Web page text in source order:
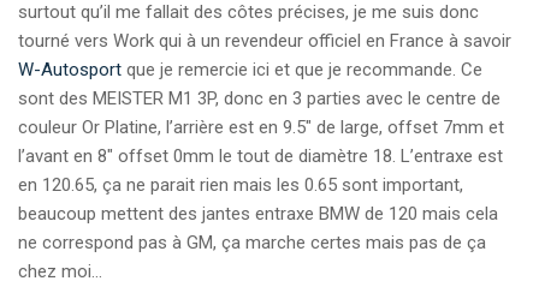
surtout qu’il me fallait des côtes précises, je me suis donc
tourné vers Work qui à un revendeur officiel en France à savoir
W-Autosport que je remercie ici et que je recommande. Ce
sont des MEISTER M1 3P, donc en 3 parties avec le centre de
couleur Or Platine, l’arrière est en 9.5″ de large, offset 7mm et
l’avant en 8″ offset 0mm le tout de diamètre 18. L’entraxe est
en 120.65, ça ne parait rien mais les 0.65 sont important,
beaucoup mettent des jantes entraxe BMW de 120 mais cela
ne correspond pas à GM, ça marche certes mais pas de ça
chez moi…